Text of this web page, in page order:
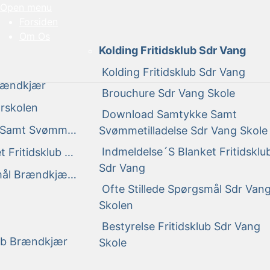
Download Samtykke Samt Svømmetilladelse Brændkjær
Indmeldelse´s Blanket Fritidsklub Brændkjærskolen
Ofte Stillede Spørgsmål Brændkjærskolen
Brændkjær
Kolding Fritidsklub Sdr Vang
Kolding Fritidsklub Sdr Vang
Brouchure Sdr Vang Skole
Download Samtykke Samt
Svømmetilladelse Sdr Vang Skole
Indmeldelse´s Blanket
Sdr Vang
Ofte Stillede Spørgsmål Sdr Vang
Skolen
Bestyrelse Fritidsklub Sdr Vang
Skole